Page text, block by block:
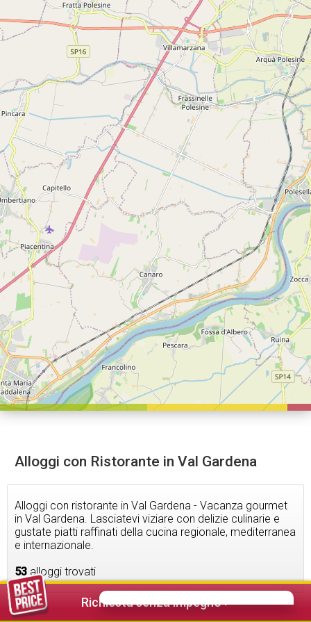
Alloggi con Ristorante in Val Gardena
Alloggi con ristorante in Val Gardena - Vacanza gourmet
in Val Gardena. Lasciatevi viziare con delizie culinarie e
gustate piatti raffinati della cucina regionale, mediterranea
e internazionale.
53 alloggi trovati
Richiesta senza impegno >